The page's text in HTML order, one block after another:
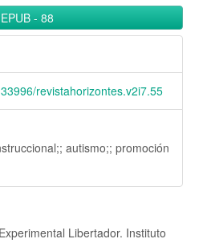
EPUB - 88
revistahorizontes.v2i7.55
autismo;; promoción
Libertador. Instituto